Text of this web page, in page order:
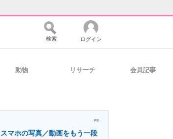
マーケ×ITの今がよく分かる
検索 ログイン
動物 リサーチ 会員記事
- PR -
スマホの写真／動画をもう一段